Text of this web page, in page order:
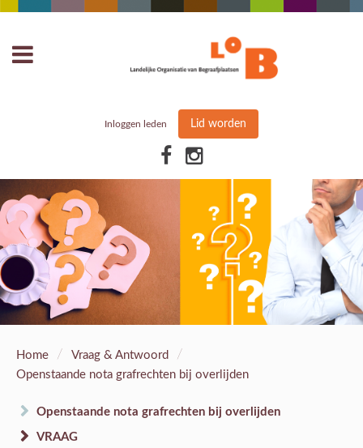
Inloggen leden Lid worden
Home / Vraag & Antwoord /
Openstaande nota grafrechten bij overlijden
Openstaande nota grafrechten bij overlijden
VRAAG